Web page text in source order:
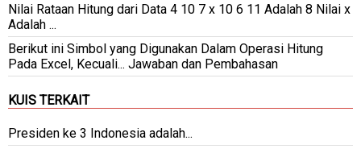
Nilai Rataan Hitung dari Data 4 10 7 x 10 6 11 Adalah 8 Nilai x
Adalah ...
Berikut ini Simbol yang Digunakan Dalam Operasi Hitung
Pada Excel, Kecuali... Jawaban dan Pembahasan
KUIS TERKAIT
Presiden ke 3 Indonesia adalah...